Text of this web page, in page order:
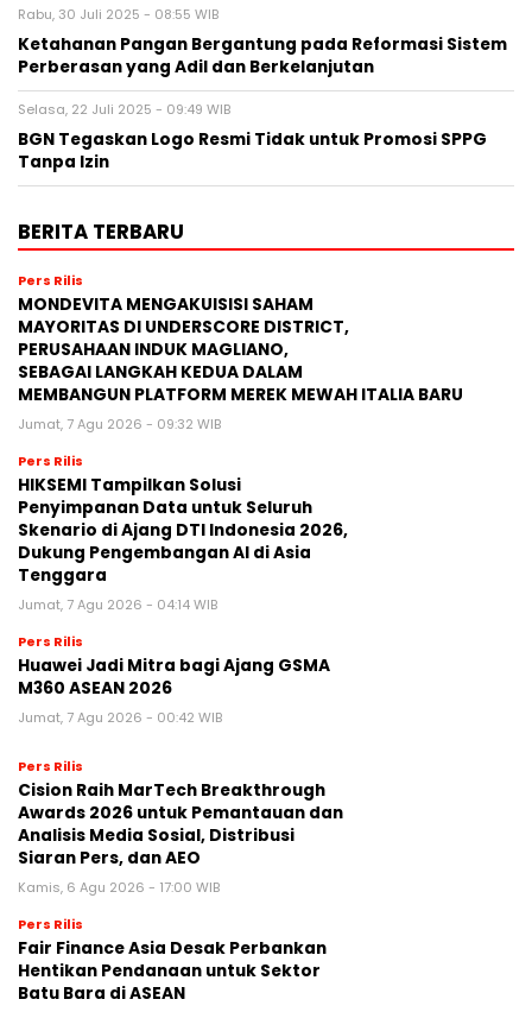
Rabu, 30 Juli 2025 - 08:55 WIB
Ketahanan Pangan Bergantung pada Reformasi Sistem
Perberasan yang Adil dan Berkelanjutan
Selasa, 22 Juli 2025 - 09:49 WIB
BGN Tegaskan Logo Resmi Tidak untuk Promosi SPPG
Tanpa Izin
BERITA TERBARU
Pers Rilis
MONDEVITA MENGAKUISISI SAHAM
MAYORITAS DI UNDERSCORE DISTRICT,
PERUSAHAAN INDUK MAGLIANO,
SEBAGAI LANGKAH KEDUA DALAM
MEMBANGUN PLATFORM MEREK MEWAH ITALIA BARU
Jumat, 7 Agu 2026 - 09:32 WIB
Pers Rilis
HIKSEMI Tampilkan Solusi
Penyimpanan Data untuk Seluruh
Skenario di Ajang DTI Indonesia 2026,
Dukung Pengembangan AI di Asia
Tenggara
Jumat, 7 Agu 2026 - 04:14 WIB
Pers Rilis
Huawei Jadi Mitra bagi Ajang GSMA
M360 ASEAN 2026
Jumat, 7 Agu 2026 - 00:42 WIB
Pers Rilis
Cision Raih MarTech Breakthrough
Awards 2026 untuk Pemantauan dan
Analisis Media Sosial, Distribusi
Siaran Pers, dan AEO
Kamis, 6 Agu 2026 - 17:00 WIB
Pers Rilis
Fair Finance Asia Desak Perbankan
Hentikan Pendanaan untuk Sektor
Batu Bara di ASEAN